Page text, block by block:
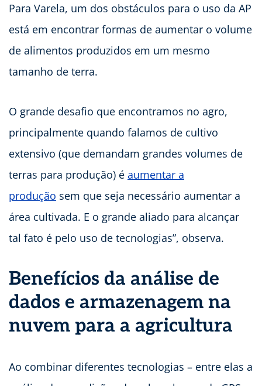
Para Varela, um dos obstáculos para o uso da AP
está em encontrar formas de aumentar o volume
de alimentos produzidos em um mesmo
tamanho de terra.
O grande desafio que encontramos no agro,
principalmente quando falamos de cultivo
extensivo (que demandam grandes volumes de
terras para produção) é aumentar a
produção sem que seja necessário aumentar a
área cultivada. E o grande aliado para alcançar
tal fato é pelo uso de tecnologias”, observa.
Benefícios da análise de
dados e armazenagem na
nuvem para a agricultura
Ao combinar diferentes tecnologias – entre elas a